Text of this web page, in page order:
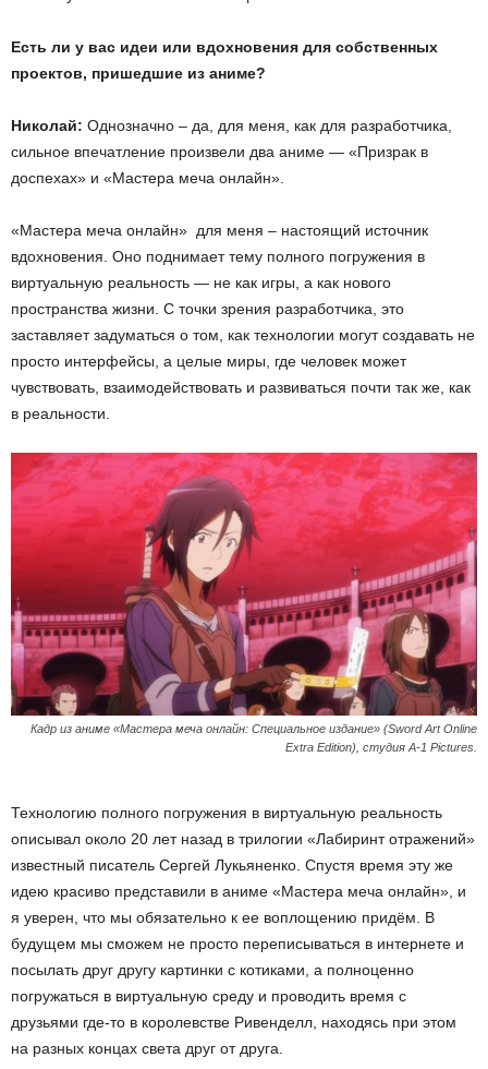
Есть ли у вас идеи или вдохновения для собственных
проектов, пришедшие из аниме?
Николай: Однозначно – да, для меня, как для разработчика,
сильное впечатление произвели два аниме — «Призрак в
доспехах» и «Мастера меча онлайн».
«Мастера меча онлайн» для меня – настоящий источник
вдохновения. Оно поднимает тему полного погружения в
виртуальную реальность — не как игры, а как нового
пространства жизни. С точки зрения разработчика, это
заставляет задуматься о том, как технологии могут создавать не
просто интерфейсы, а целые миры, где человек может
чувствовать, взаимодействовать и развиваться почти так же, как
в реальности.
Кадр из аниме «Мастера меча онлайн: Специальное издание» (Sword Art Online
Extra Edition), студия A-1 Pictures.
Технологию полного погружения в виртуальную реальность
описывал около 20 лет назад в трилогии «Лабиринт отражений»
известный писатель Сергей Лукьяненко. Спустя время эту же
идею красиво представили в аниме «Мастера меча онлайн», и
я уверен, что мы обязательно к ее воплощению придём. В
будущем мы сможем не просто переписываться в интернете и
посылать друг другу картинки с котиками, а полноценно
погружаться в виртуальную среду и проводить время с
друзьями где-то в королевстве Ривенделл, находясь при этом
на разных концах света друг от друга.